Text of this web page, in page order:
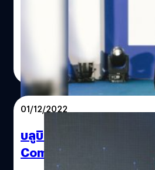
ชั้นนำผู้ให้บริการด้านดิจิทัลทรา
โดย นายปกรณ์ เจียมสกุลทิพย์ ป
บริษัท บลูบิค กรุ๊ป จำกัด (มหาชน)
แห่งความภาคภูมิใจระดับโลกครั้
รางวัล The Global Economics
นิตยสารการเงินชั้นนำจากสหราช
Economics ซึ่งรางวัลที่ได้รับ คือ
End Digital Transformation
สุดยอดผู้ให้บริการที่ปรึกษาด้าน
ครบวงจรที่มีการจัดการนวัตกรรม
ด้วยมาตรฐานระดับสากล
ทีมคอนเทนต์ BT | 1292 days ago
Read More
01/12/2022
บลูบิค ทุ่มงบ 1,000 ล้าน
Company เสริมทัพส่งท้าย